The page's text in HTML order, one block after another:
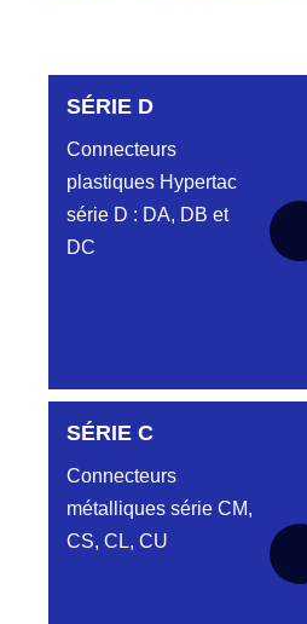
SÉRIE D
Connecteurs
plastiques Hypertac
série D : DA, DB et
DC
DC6122340N
D03EC612MT
DC6122340O
CONNECTEUR ORANGE
SÉRIE C
Connecteurs
métalliques série CM,
CS, CL, CU